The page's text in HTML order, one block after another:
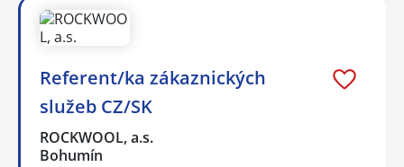
Referent/ka zákaznických
služeb CZ/SK
ROCKWOOL, a.s.
Bohumín